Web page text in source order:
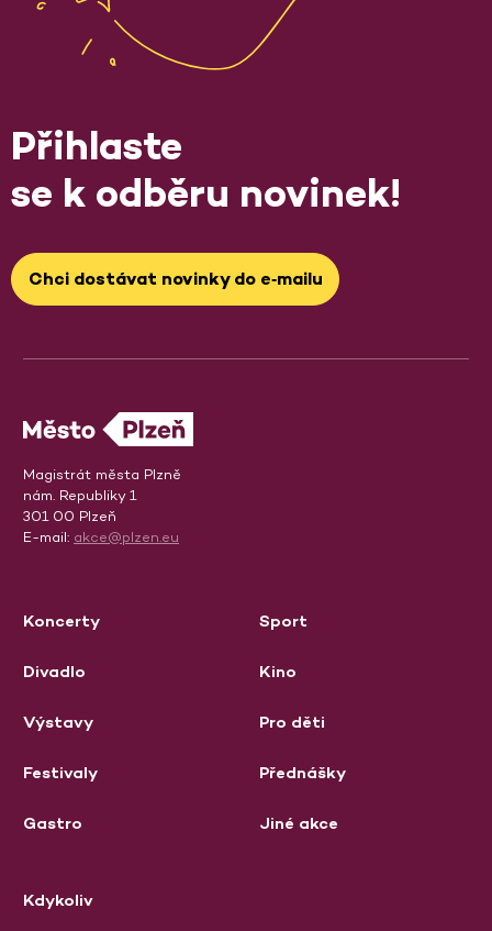
Přihlaste
se k odběru novinek!
Chci dostávat novinky do e‑mailu
Magistrát města Plzně
nám. Republiky 1
301 00 Plzeň
E-mail: akce@plzen.eu
Koncerty
Divadlo
Výstavy
Festivaly
Gastro
Sport
Kino
Pro děti
Přednášky
Jiné akce
Kdykoliv